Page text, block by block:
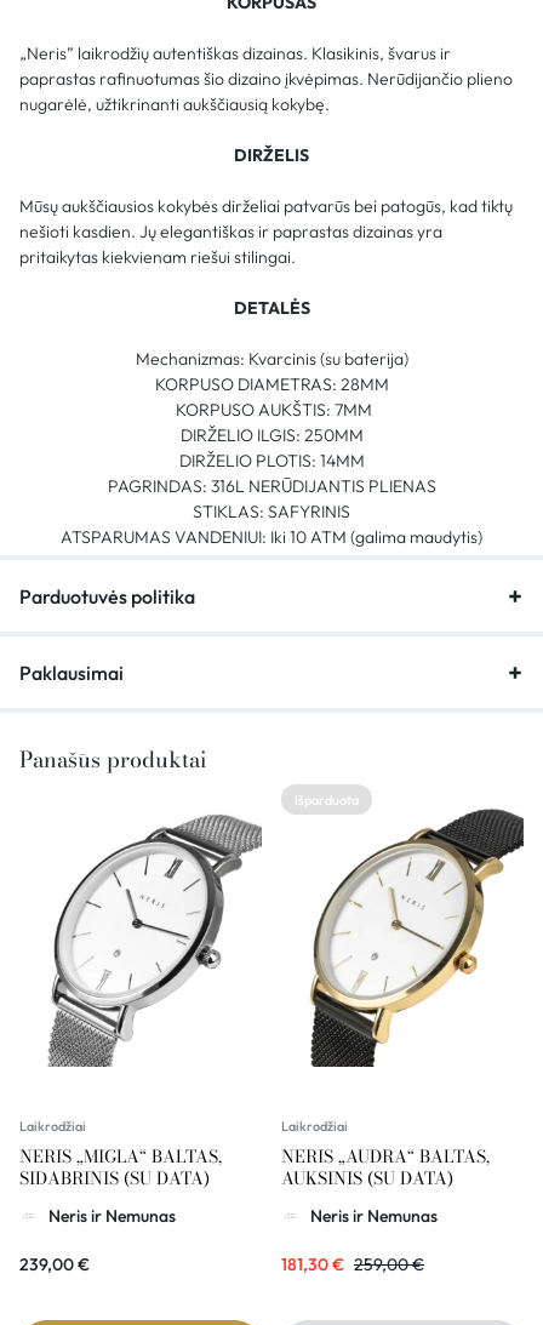
„Neris” laikrodžių autentiškas dizainas. Klasikinis, švarus ir
paprastas rafinuotumas šio dizaino įkvėpimas. Nerūdijančio plieno
nugarėlė, užtikrinanti aukščiausią kokybę.
DIRŽELIS
Mūsų aukščiausios kokybės dirželiai patvarūs bei patogūs, kad tiktų
nešioti kasdien. Jų elegantiškas ir paprastas dizainas yra
pritaikytas kiekvienam riešui stilingai.
DETALĖS
Mechanizmas: Kvarcinis (su baterija)
KORPUSO DIAMETRAS: 28MM
KORPUSO AUKŠTIS: 7MM
DIRŽELIO ILGIS: 250MM
DIRŽELIO PLOTIS: 14MM
PAGRINDAS: 316L NERŪDIJANTIS PLIENAS
STIKLAS: SAFYRINIS
ATSPARUMAS VANDENIUI: Iki 10 ATM (galima maudytis)
Parduotuvės politika
Paklausimai
Panašūs produktai
Laikrodžiai
NERIS „MIGLA“ BALTAS,
SIDABRINIS (SU DATA)
Neris ir Nemunas
239,00€
Išparduota
Laikrodžiai
NERIS „AUDRA“ BALTAS,
AUKSINIS (SU DATA)
Neris ir Nemunas
181,30€ 259,00€